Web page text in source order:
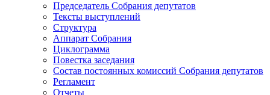
Председатель Собрания депутатов
Тексты выступлений
Структура
Аппарат Собрания
Циклограмма
Повестка заседания
Состав постоянных комиссий Собрания депутатов
Регламент
Отчеты